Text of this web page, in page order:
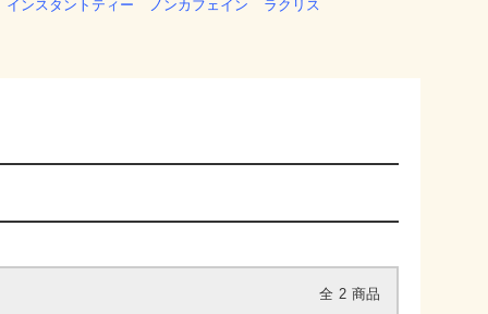
インスタントティー ノンカフェイン ラクリス
全 2 商品